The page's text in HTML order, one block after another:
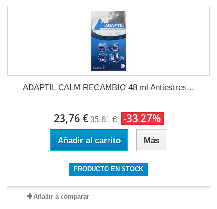
ADAPTIL CALM RECAMBIO 48 ml Antiestres...
23,76 € 35,61 € -33.27%
Añadir al carrito Más
PRODUCTO EN STOCK
Añadir a comparar